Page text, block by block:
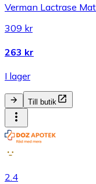
Verman Lactrase
309 kr
263 kr
I lager
Till butik
2.4